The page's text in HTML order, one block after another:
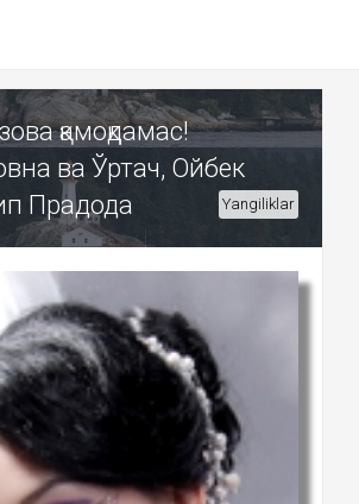
қамоқдамас!
ва Ўртач, Ойбек
Прадода
Yangiliklar